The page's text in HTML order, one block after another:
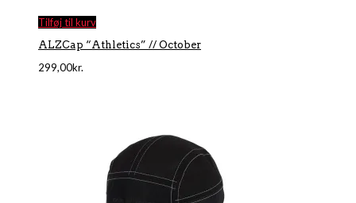
Tilføj til kurv
ALZCap “Athletics” // October
299,00kr.